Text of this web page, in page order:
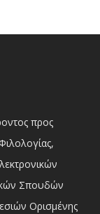
προς
Σπουδών
Ορισμένης